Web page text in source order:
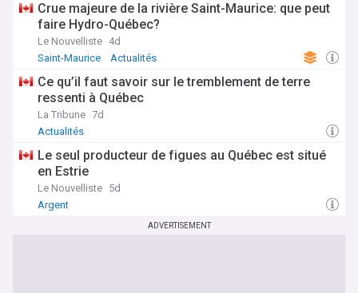
Crue majeure de la rivière Saint-Maurice: que peut
faire Hydro-Québec?
Le Nouvelliste 4d
Saint-Maurice
Actualités
Ce qu’il faut savoir sur le tremblement de terre
ressenti à Québec
La Tribune 7d
Actualités
Le seul producteur de figues au Québec est situé
en Estrie
Le Nouvelliste 5d
Argent
ADVERTISEMENT